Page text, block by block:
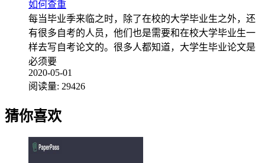
如何查重
每当毕业季来临之时，除了在校的大学毕业生之外，还
有很多自考的人员，他们也是需要和在校大学毕业生一
样去写自考论文的。很多人都知道，大学生毕业论文是
必须要
2020-05-01
阅读量: 29426
猜你喜欢